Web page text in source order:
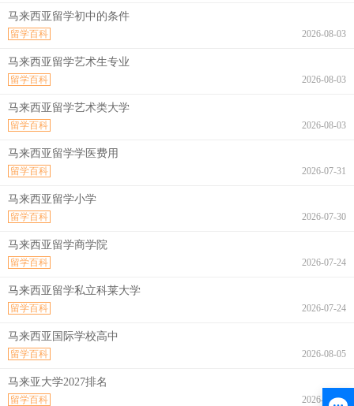
马来西亚留学初中的条件
2026-08-03
留学百科
马来西亚留学艺术生专业
2026-08-03
留学百科
马来西亚留学艺术类大学
2026-08-03
留学百科
马来西亚留学学医费用
2026-07-31
留学百科
马来西亚留学小学
2026-07-30
留学百科
马来西亚留学商学院
2026-07-24
留学百科
马来西亚留学私立科莱大学
2026-07-24
留学百科
马来西亚国际学校高中
2026-08-05
留学百科
马来亚大学2027排名
2026-08-05
留学百科